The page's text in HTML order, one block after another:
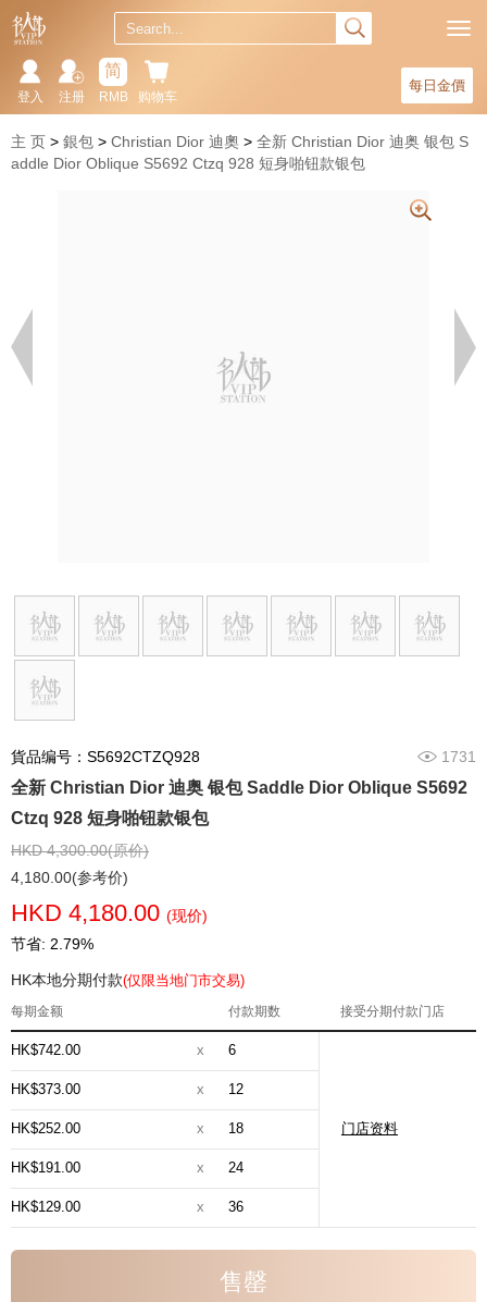
每日金價
购物车
简
RMB
注册
登入
主 页 銀包 Christian Dior 迪奧
全新 Christian Dior 迪奥 银包 S
addle Dior Oblique S5692 Ctzq 928 短身啪钮款银包
貨品编号：S5692CTZQ928 1731
全新 Christian Dior 迪奥 银包 Saddle Dior Oblique S5692
Ctzq 928 短身啪钮款银包
HKD 4,300.00(原价)
4,180.00(参考价)
HKD 4,180.00 (现价)
节省: 2.79%
HK本地分期付款(仅限当地门市交易)
每期金额 付款期数 接受分期付款门店
HK$742.00 x 6
门店资料
HK$373.00 x 12
HK$252.00 x 18
HK$191.00 x 24
HK$129.00 x 36
售罄